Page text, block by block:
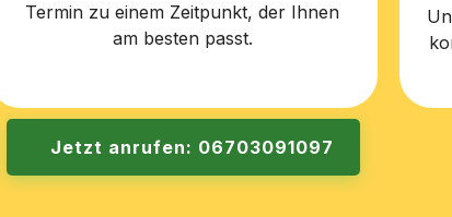
Termin zu einem Zeitpunkt, der Ihnen
am besten passt.
Jetzt anrufen: 06703091097